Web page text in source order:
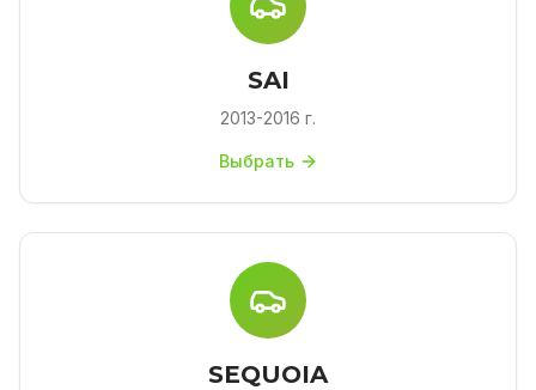
SAI
2013-2016 г.
Выбрать
SEQUOIA